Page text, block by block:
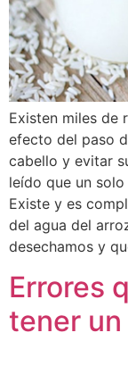
Existen miles de
efecto del paso
cabello y evitar
leído que un
Existe y es
del agua del
desechamos y
Errores
tener